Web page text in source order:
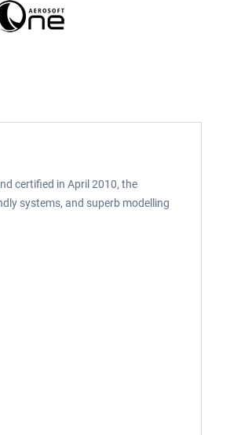
certified in April 2010, the
systems, and superb modelling